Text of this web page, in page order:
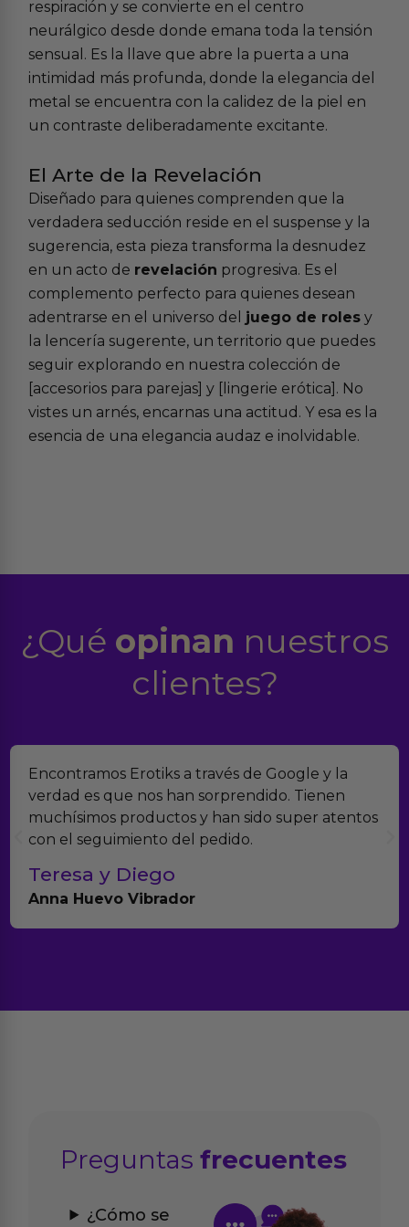
respiración y se convierte en el centro
neurálgico desde donde emana toda la tensión
sensual. Es la llave que abre la puerta a una
intimidad más profunda, donde la elegancia del
metal se encuentra con la calidez de la piel en
un contraste deliberadamente excitante.
El Arte de la Revelación
Diseñado para quienes comprenden que la
verdadera seducción reside en el suspense y la
sugerencia, esta pieza transforma la desnudez
en un acto de revelación progresiva. Es el
complemento perfecto para quienes desean
adentrarse en el universo del juego de roles y
la lencería sugerente, un territorio que puedes
seguir explorando en nuestra colección de
[accesorios para parejas] y [lingerie erótica]. No
vistes un arnés, encarnas una actitud. Y esa es la
esencia de una elegancia audaz e inolvidable.
¿Qué opinan nuestros
clientes?
Encontramos Erotiks a través de Google y la
verdad es que nos han sorprendido. Tienen
muchísimos productos y han sido super atentos
con el seguimiento del pedido.
Teresa y Diego
Anna Huevo Vibrador
Preguntasfrecuentes
¿Cómo se